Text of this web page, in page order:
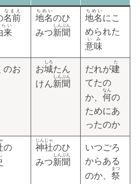
名前
なまえ
来
らい
地名
ちめい
のひ
みつ新聞
しんぶん
地名
ちめい
にこ
められた
意味
いみ
のお
お城
しろ
たん
けん新聞
しんぶん
だれが建
た
てたの
か、 何
なん
の
ためにあ
ったのか
の
神社
じんじゃ
のひ
みつ新聞
しんぶん
いつごろ
からある
のか、 祭
まつ